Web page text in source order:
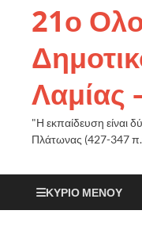
21ο
Λαμίας
"Η εκπαίδευση είναι
Πλάτωνας (427-347
ΚΎΡΙΟ ΜΕΝΟΎ